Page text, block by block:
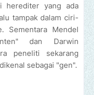
herediter yang ada
tampak dalam ciri-
Sementara Mendel
dan Darwin
peneliti sekarang
sebagai "gen".